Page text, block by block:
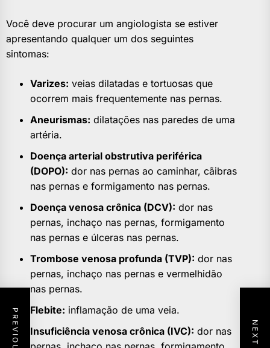
Você deve procurar um angiologista se estiver
apresentando qualquer um dos seguintes
sintomas:
Varizes: veias dilatadas e tortuosas que
ocorrem mais frequentemente nas pernas.
Aneurismas: dilatações nas paredes de uma
artéria.
Doença arterial obstrutiva periférica
(DOPO): dor nas pernas ao caminhar, cãibras
nas pernas e formigamento nas pernas.
Doença venosa crônica (DCV): dor nas
pernas, inchaço nas pernas, formigamento
nas pernas e úlceras nas pernas.
Trombose venosa profunda (TVP): dor nas
pernas, inchaço nas pernas e vermelhidão
nas pernas.
Flebite: inflamação de uma veia.
Insuficiência venosa crônica (IVC): dor nas